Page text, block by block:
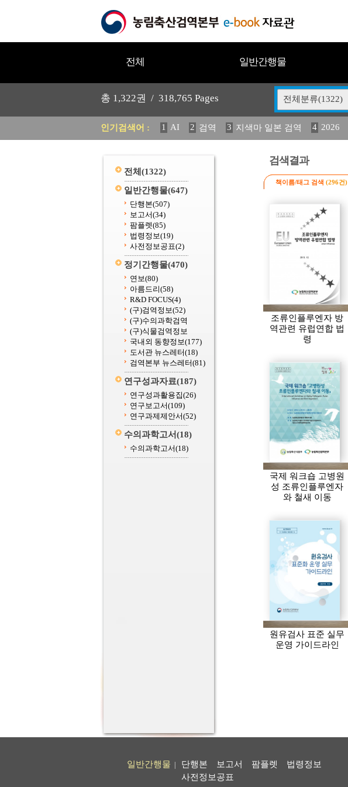
전체 일반간행물
총 1,322권 / 318,765 Pages 전체분류(1322)
인기검색어 : 1 AI 2 검역 3 지색마 일본 검역 4 2026
11 2025 12 중독성 식물 도감 13 媛 異 14
전체 (1322)
일반간행물(647)
단행본(507)
보고서(34)
팜플렛(85)
법령정보(19)
사전정보공표(2)
정기간행물(470)
연보(80)
아름드리(58)
R&D FOCUS(4)
(구)검역정보(52)
(구)수의과학검역
(구)식물검역정보
국내외 동향정보(177)
도서관 뉴스레터(18)
검역본부 뉴스레터(81)
연구성과자료(187)
연구성과활용집(26)
연구보고서(109)
연구과제제안서(52)
수의과학고서(18)
수의과학고서(18)
검색결과
책이름/태그 검색 (296건)
조류인플루엔자 방
역관련 유럽연합 법
령
국제 워크숍 고병원
성 조류인플루엔자
와 철새 이동
원유검사 표준 실무
운영 가이드라인
일반간행물 단행본 보고서 팜플렛
법령정보
사전정보공표